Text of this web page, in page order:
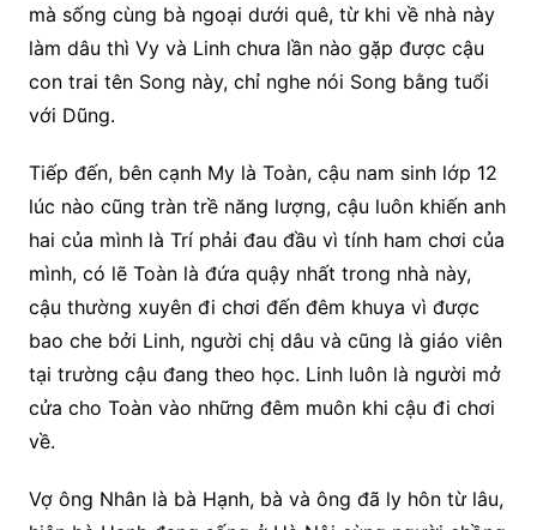
mà sống cùng bà ngoại dưới quê, từ khi về nhà này
làm dâu thì Vy và Linh chưa lần nào gặp được cậu
con trai tên Song này, chỉ nghe nói Song bằng tuổi
với Dũng.
Tiếp đến, bên cạnh My là Toàn, cậu nam sinh lớp 12
lúc nào cũng tràn trề năng lượng, cậu luôn khiến anh
hai của mình là Trí phải đau đầu vì tính ham chơi của
mình, có lẽ Toàn là đứa quậy nhất trong nhà này,
cậu thường xuyên đi chơi đến đêm khuya vì được
bao che bởi Linh, người chị dâu và cũng là giáo viên
tại trường cậu đang theo học. Linh luôn là người mở
cửa cho Toàn vào những đêm muôn khi cậu đi chơi
về.
Vợ ông Nhân là bà Hạnh, bà và ông đã ly hôn từ lâu,